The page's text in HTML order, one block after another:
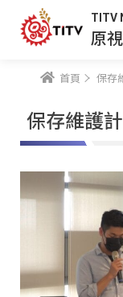
TITV
原
首頁 保存
保存維護